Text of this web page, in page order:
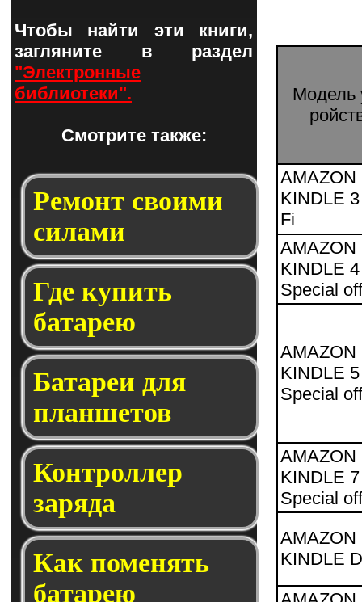
Мо­дель
AMAZON
KINDLE
Fi
AMAZON
KINDLE 4
Special
AMAZON
KINDLE 5
Special
AMAZON
KINDLE 7
Special
AMAZON
KINDLE
Чтобы найти эти книги,
загляните в раздел
"Электронные
библиотеки".
Смотрите также:
Ремонт своими
силами
Где купить
батарею
Батареи для
планшетов
Контроллер
заряда
Как поменять
батарею